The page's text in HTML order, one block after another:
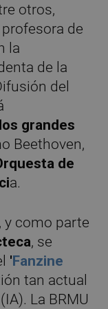
otros,
profesora de
la
de la
del
grandes
Beethoven,
de
a.
y como parte
, se
'Fanzine
tan actual
(IA). La BRMU